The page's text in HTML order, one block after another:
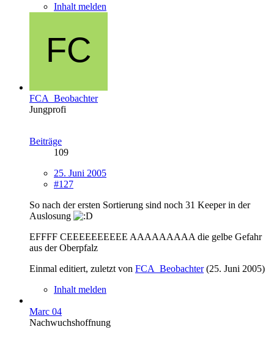
Inhalt melden
FCA_Beobachter
Jungprofi
Beiträge
109
25. Juni 2005
#127
So nach der ersten Sortierung sind noch 31 Keeper in der
Auslosung
EFFFF CEEEEEEEEEE AAAAAAAAA die gelbe Gefahr
aus der Oberpfalz
Einmal editiert, zuletzt von FCA_Beobachter(25. Juni 2005)
Inhalt melden
Marc 04
Nachwuchshoffnung